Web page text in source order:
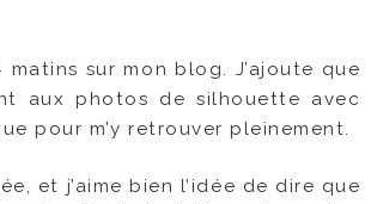
sur mon blog. J’ajoute que
aux photos de silhouette avec
pour m’y retrouver pleinement.
et j’aime bien l’idée de dire que